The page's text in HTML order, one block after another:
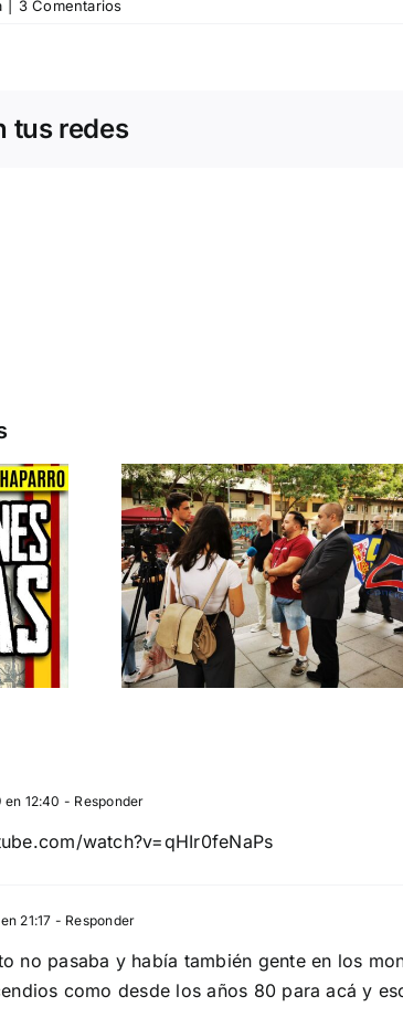
3 Comentarios
tus redes
el
BARCELONA
Crónica acto
contra la
migratoria y
gran
MADRID 4 DE NOVIEMBRE
en 12:40 - Responder
watch?v=qHIr0feNaPs
21:17 - Responder
no pasaba y había también gente en los
como desde los años 80 para acá y